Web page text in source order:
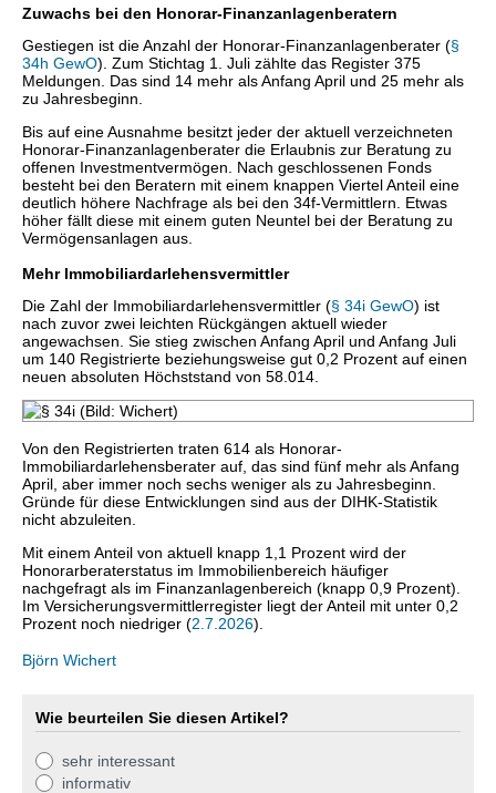
Zuwachs bei den Honorar-Finanzanlagenberatern
Gestiegen ist die Anzahl der Honorar-Finanzanlagenberater (§
34h GewO). Zum Stichtag 1. Juli zählte das Register 375
Meldungen. Das sind 14 mehr als Anfang April und 25 mehr als
zu Jahresbeginn.
Bis auf eine Ausnahme besitzt jeder der aktuell verzeichneten
Honorar-Finanzanlagenberater die Erlaubnis zur Beratung zu
offenen Investmentvermögen. Nach geschlossenen Fonds
besteht bei den Beratern mit einem knappen Viertel Anteil eine
deutlich höhere Nachfrage als bei den 34f-Vermittlern. Etwas
höher fällt diese mit einem guten Neuntel bei der Beratung zu
Vermögensanlagen aus.
Mehr Immobiliardarlehensvermittler
Die Zahl der Immobiliardarlehensvermittler (§ 34i GewO) ist
nach zuvor zwei leichten Rückgängen aktuell wieder
angewachsen. Sie stieg zwischen Anfang April und Anfang Juli
um 140 Registrierte beziehungsweise gut 0,2 Prozent auf einen
neuen absoluten Höchststand von 58.014.
Von den Registrierten traten 614 als Honorar-
Immobiliardarlehensberater auf, das sind fünf mehr als Anfang
April, aber immer noch sechs weniger als zu Jahresbeginn.
Gründe für diese Entwicklungen sind aus der DIHK-Statistik
nicht abzuleiten.
Mit einem Anteil von aktuell knapp 1,1 Prozent wird der
Honorarberaterstatus im Immobilienbereich häufiger
nachgefragt als im Finanzanlagenbereich (knapp 0,9 Prozent).
Im Versicherungsvermittlerregister liegt der Anteil mit unter 0,2
Prozent noch niedriger (2.7.2026).
Björn Wichert
Wie beurteilen Sie diesen Artikel?
sehr interessant
informativ